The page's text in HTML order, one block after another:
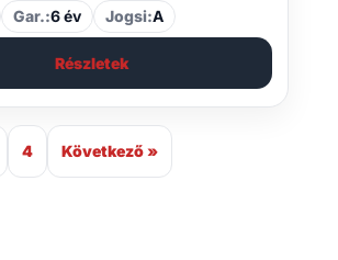
Gar.:6 év Jogsi:A
Részletek
4 Következő »